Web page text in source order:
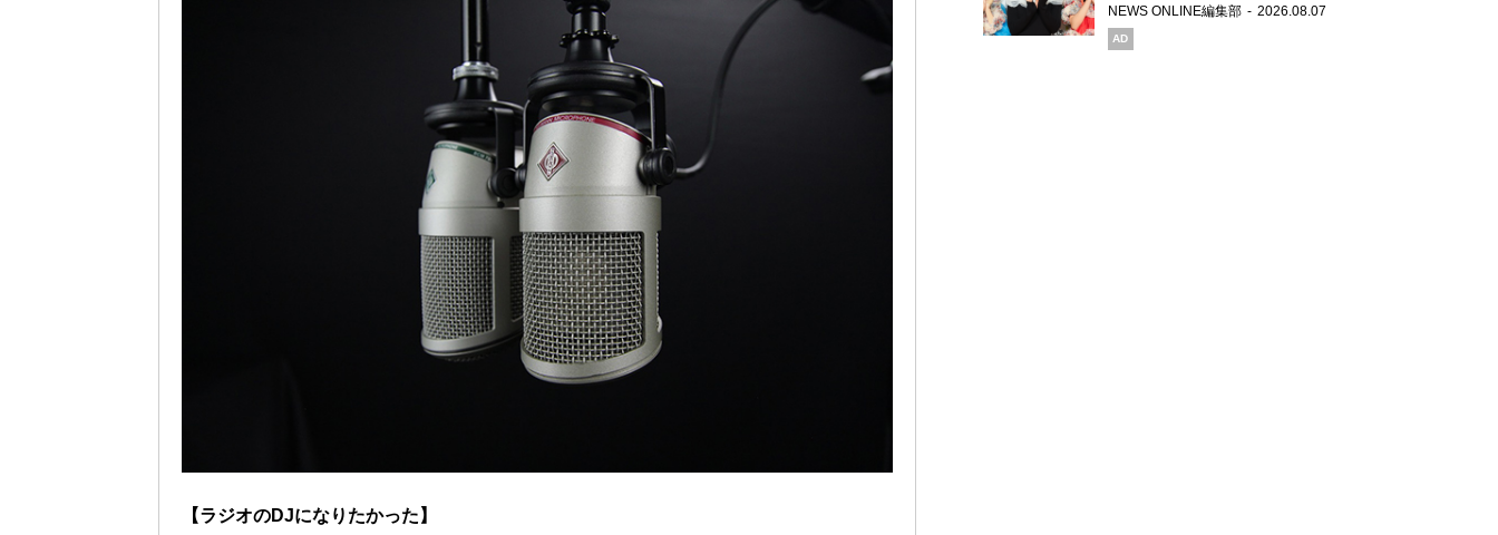
【ラジオのDJになりたかった】
録で素顔全開！
NEWS ONLINE編集部 2026.08.07
AD